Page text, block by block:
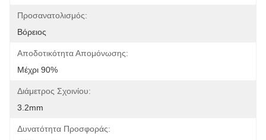
Προσανατολισμός:
Βόρειος
Αποδοτικότητα Απομόνωσης:
Μέχρι 90%
Διάμετρος Σχοινίου:
3.2mm
Δυνατότητα Προσφοράς: